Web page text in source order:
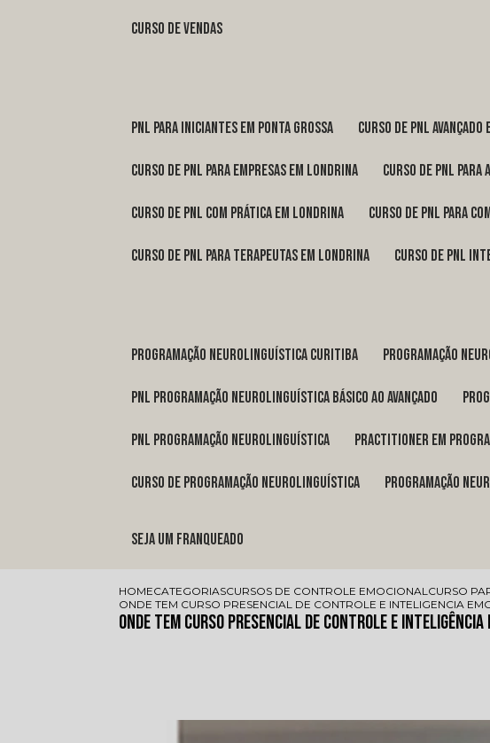
curso de vendas
pnl para iniciantes em Ponta Grossa curso de pnl avançado
curso de pnl para empresas em Londrina curso de pnl
curso de pnl com prática em Londrina curso de pnl para
curso de pnl para terapeutas em Londrina curso de pnl
programação neurolinguística Curitiba programação
pnl programação neurolinguística básico ao avançado
pnl programação neurolinguística practitioner em
curso de programação neurolinguística programação
Seja um franqueado
HOMECATEGORIASCURSOS DE CONTROLE EMOCIONALCURSO
ONDE TEM CURSO PRESENCIAL DE CONTROLE E INTELIGENCIA
Onde Tem Curso Presencial de Controle e